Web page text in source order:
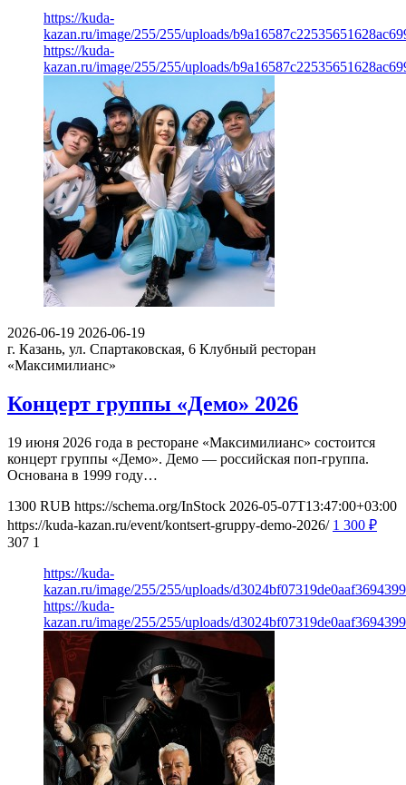
https://kuda-
kazan.ru/image/255/255/uploads/
https://kuda-
kazan.ru/image/255/255/uploads/
2026-06-19 2026-06-19
г. Казань, ул. Спартаковская, 6 Клубный ресторан
«Максимилианс»
Концерт группы «Демо» 2026
19 июня 2026 года в ресторане «Максимилианс» состоится
концерт группы «Демо». Демо — российская поп-группа.
Основана в 1999 году…
1300 RUB https://schema.org/InStock 2026-05-07T13:47:00+03:00
https://kuda-kazan.ru/event/kontsert-gruppy-demo-2026/ 1 300 ₽
307 1
https://kuda-
kazan.ru/image/255/255/uploads/
https://kuda-
kazan.ru/image/255/255/uploads/